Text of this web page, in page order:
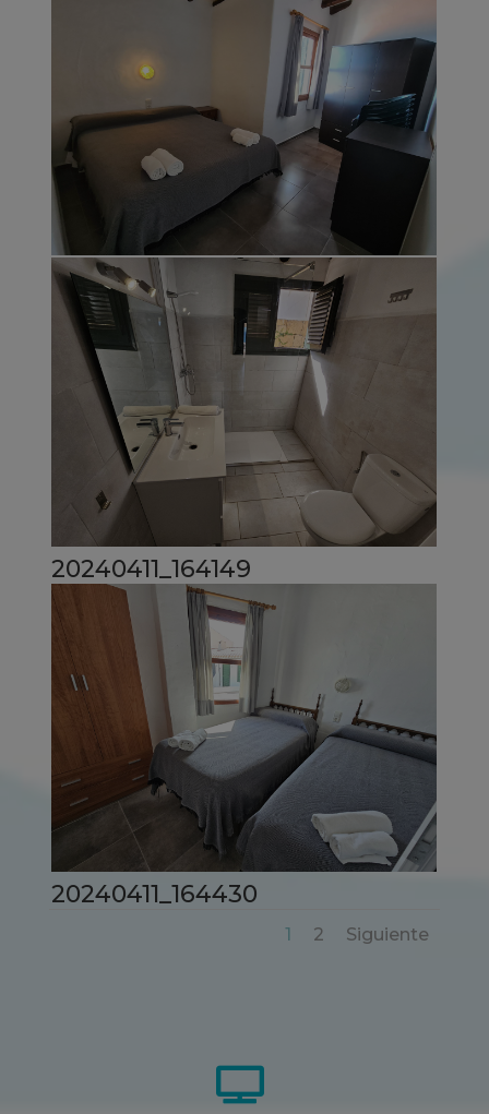
20240411_164149
20240411_164430
1 2 Siguiente
